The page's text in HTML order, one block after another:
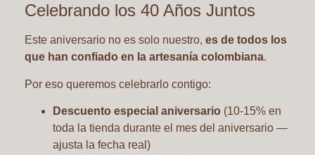
Celebrando los 40 Años Juntos
Este aniversario no es solo nuestro, es de todos los
que han confiado en la artesanía colombiana.
Por eso queremos celebrarlo contigo:
Descuento especial aniversario (10-15% en
toda la tienda durante el mes del aniversario —
ajusta la fecha real)